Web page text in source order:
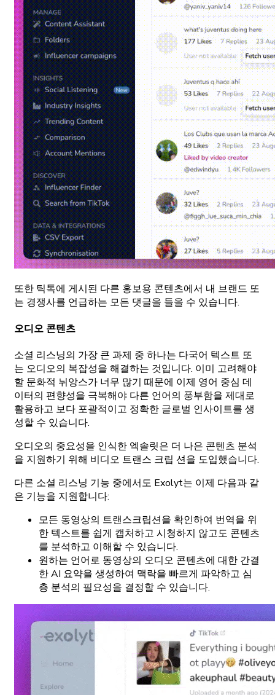
또한 틱톡에 게시된 다른 홍보용 콘텐츠에서 내 브랜드 또
는 경쟁사를 언급하는 모든 댓글을 들을 수 있습니다.
오디오 콘텐츠
소셜 리스닝의 가장 큰 과제 중 하나는 다국어 텍스트 또
는 오디오의 복잡성을 해결하는 것입니다. 이미 고려해야
할 문화적 뉘앙스가 너무 많기 때문에 이제 영어 중심 데
이터의 편향성을 극복해야 다른 언어의 풍부함을 제대로
활용하고 보다 포괄적이고 정확한 글로벌 인사이트를 생
성할 수 있습니다.
오디오의 중요성을 인식한 엑솔릿은 더 나은 콘텐츠 분석
을 지원하기 위해 비디오 트랜스 크립 션을 도입했습니다.
다른 소셜 리스닝 기능 중에서도 Exolyt는 이제 다음과 같
은 기능을 지원합니다:
모든 동영상의 트랜스크립션을 확인하여 번역을 위
한 텍스트를 쉽게 캡처하고 시청하지 않고도 콘텐츠
를 분석하고 이해할 수 있습니다.
원하는 언어로 동영상의 오디오 콘텐츠에 대한 간결
한 AI 요약을 생성하여 맥락을 빠르게 파악하고 심
층 분석의 필요성을 결정할 수 있습니다.